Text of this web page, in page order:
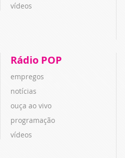
vídeos
Rádio POP
empregos
notícias
ouça ao vivo
programação
vídeos